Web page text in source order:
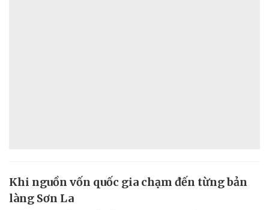
Khi nguồn vốn quốc gia chạm đến từng bản
làng Sơn La